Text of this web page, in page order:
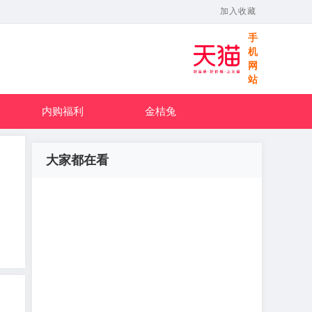
加入收藏
手
机
网
站
内购福利 金桔兔
大家都在看